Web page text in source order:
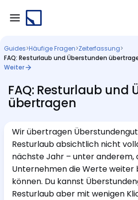
Guides>Häufige Fragen>Zeiterfassung>
FAQ: Resturlaub und Überstunden
Weiter
FAQ: Resturlaub und
übertragen
Wir übertragen
Resturlaub absichtlich nicht
nächste Jahr – unter anderem,
Unternehmen die Werte weiter
können. Du kannst
Resturlaub aber mit wenigen